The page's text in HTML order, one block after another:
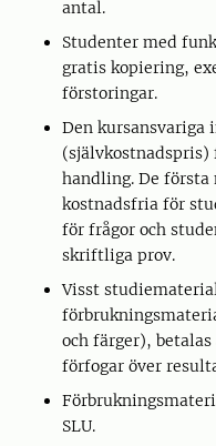
antal.
Studenter med
gratis kopiering,
förstoringar.
Den
handling. De
kostnadsfria för
för frågor och
skriftliga prov.
Visst
och färger),
förfogar över
SLU.